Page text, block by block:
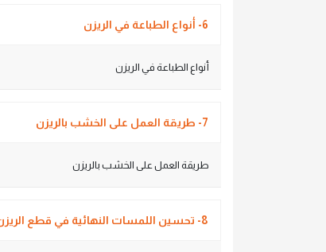
6- أنواع الطباعة في الريزن
أنواع الطباعة في الريزن
7- طريقة العمل على الخشب بالريزن
طريقة العمل على الخشب بالريزن
8- تحسين اللمسات النهائية في قطع الريزن